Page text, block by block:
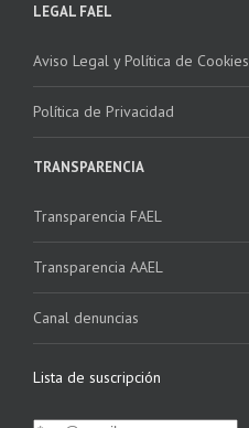
LEGAL FAEL
Aviso Legal y Política de Cookies
Política de Privacidad
TRANSPARENCIA
Transparencia FAEL
Transparencia AAEL
Canal denuncias
Lista de suscripción